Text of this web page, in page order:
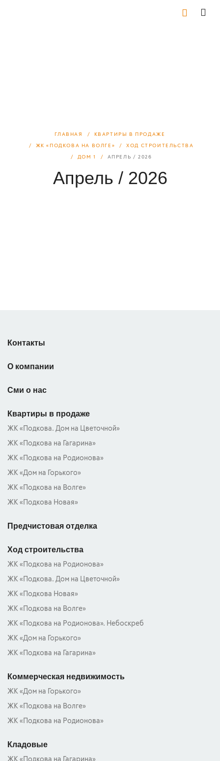
ГЛАВНАЯ КВАРТИРЫ В ПРОДАЖЕ
ЖК «ПОДКОВА НА ВОЛГЕ» ХОД СТРОИТЕЛЬСТВА
ДОМ 1 АПРЕЛЬ / 2026
Апрель / 2026
Контакты
О компании
Сми о нас
Квартиры в продаже
ЖК «Подкова. Дом на Цветочной»
ЖК «Подкова на Гагарина»
ЖК «Подкова на Родионова»
ЖК «Дом на Горького»
ЖК «Подкова на Волге»
ЖК «Подкова Новая»
Предчистовая отделка
Ход строительства
ЖК «Подкова на Родионова»
ЖК «Подкова. Дом на Цветочной»
ЖК «Подкова Новая»
ЖК «Подкова на Волге»
ЖК «Подкова на Родионова». Небоскреб
ЖК «Дом на Горького»
ЖК «Подкова на Гагарина»
Коммерческая недвижимость
ЖК «Дом на Горького»
ЖК «Подкова на Волге»
ЖК «Подкова на Родионова»
Кладовые
ЖК «Подкова на Гагарина»